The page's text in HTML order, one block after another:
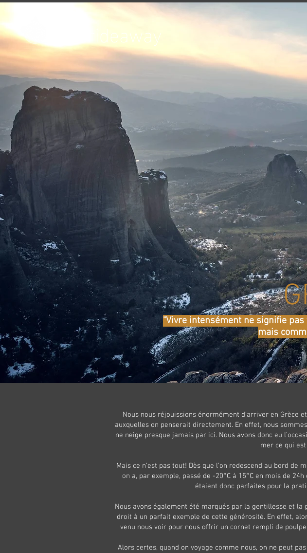
onerideaway
"Vivre intensément ne signifie
mais
Nous nous réjouissions énormément d’arriver en Grèce
auxquelles on penserait directement. En effet, nous
ne neige presque jamais par ici. Nous avons donc eu
mer ce qui
Mais ce n’est pas tout! Dès que l’on redescend au bord
on a, par exemple, passé de -20°C à 15°C en mois de
étaient donc parfaites pour la
Nous avons également été marqués par la gentillesse et
droit à un parfait exemple de cette générosité. En effet,
venu nous voir pour nous offrir un cornet rempli de
Alors certes, quand on voyage comme nous, on ne peut